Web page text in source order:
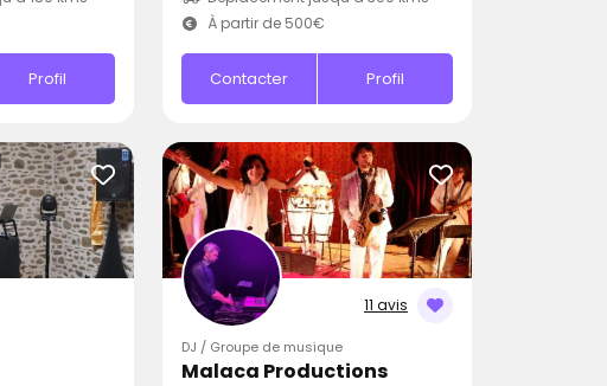
Profil
À partir de 500€
Contacter Profil
11 avis
DJ / Groupe de musique
Malaca Productions